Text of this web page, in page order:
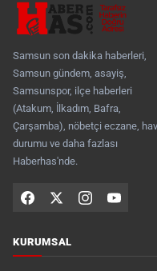
Samsun son dakika haberleri,
Samsun gündem, asayiş,
Samsunspor, ilçe haberleri
(Atakum, İlkadım, Bafra,
Çarşamba), nöbetçi eczane,
durumu ve daha fazlası
Haberhas'nde.
KURUMSAL